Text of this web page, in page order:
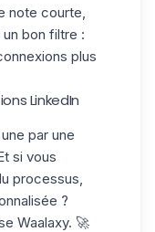
note courte,
bon filtre :
plus
LinkedIn
par une
si vous
processus,
?
Waalaxy. 🚀